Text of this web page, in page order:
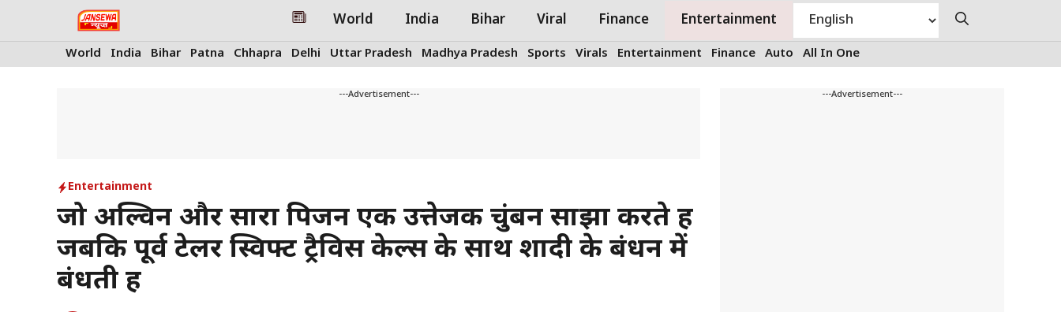
World India Bihar Viral Finance Entertainment
World India Bihar Patna Chhapra Delhi Uttar Pradesh Madhya Pradesh Sports Virals Entertainment Finance Auto All In One
---Advertisement---
Entertainment
जो अल्विन और सारा पिजन एक उत्तेजक चुंबन साझा करते हैं
जबकि पूर्व टेलर स्विफ्ट ट्रैविस केल्स के साथ शादी के बंधन में
बंधती हैं
---Advertisement---